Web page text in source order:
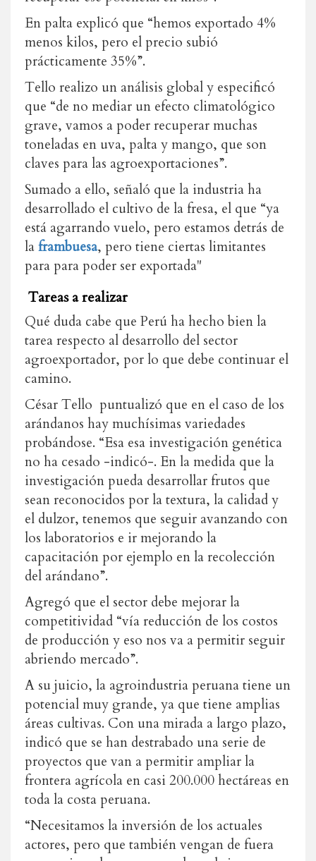
En palta explicó que “hemos exportado 4%
menos kilos, pero el precio subió
prácticamente 35%”.
Tello realizo un análisis global y especificó
que “de no mediar un efecto climatológico
grave, vamos a poder recuperar muchas
toneladas en uva, palta y mango, que son
claves para las agroexportaciones”.
Sumado a ello, señaló que la industria ha
desarrollado el cultivo de la fresa, el que “ya
está agarrando vuelo, pero estamos detrás de
laframbuesa, pero tiene ciertas limitantes
para para poder ser exportada"
Tareas a realizar
Qué duda cabe que Perú ha hecho bien la
tarea respecto al desarrollo del sector
agroexportador, por lo que debe continuar el
camino.
César Tello puntualizó que en el caso de los
arándanos hay muchísimas variedades
probándose. “Esa esa investigación genética
no ha cesado -indicó-. En la medida que la
investigación pueda desarrollar frutos que
sean reconocidos por la textura, la calidad y
el dulzor, tenemos que seguir avanzando con
los laboratorios e ir mejorando la
capacitación por ejemplo en la recolección
del arándano”.
Agregó que el sector debe mejorar la
competitividad “vía reducción de los costos
de producción y eso nos va a permitir seguir
abriendo mercado”.
A su juicio, la agroindustria peruana tiene un
potencial muy grande, ya que tiene amplias
áreas cultivas. Con una mirada a largo plazo,
indicó que se han destrabado una serie de
proyectos que van a permitir ampliar la
frontera agrícola en casi 200.000 hectáreas en
toda la costa peruana.
“Necesitamos la inversión de los actuales
actores, pero que también vengan de fuera